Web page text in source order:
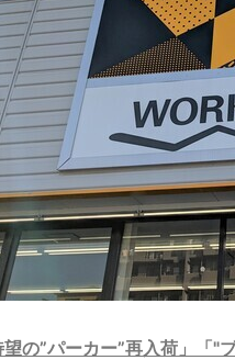
望の”パーカー”再入荷」「